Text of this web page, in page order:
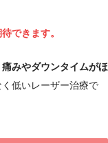
できます。
痛みやダウンタイムがほ
く低いレーザー治療で